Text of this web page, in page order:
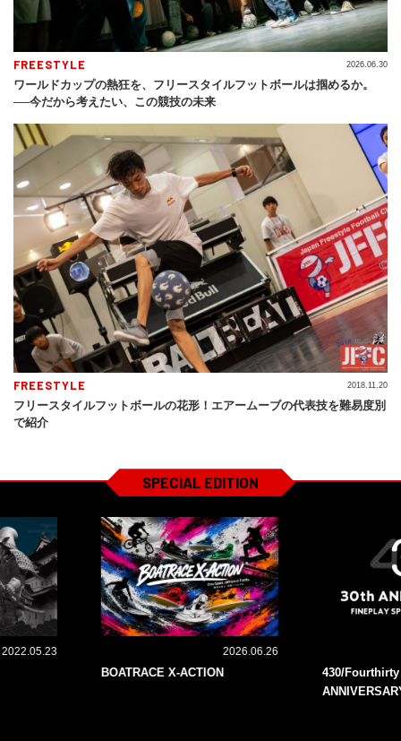
FREESTYLE
ワールドカップの熱狂を、フリースタイルフットボールは掴めるか。
──今だから考えたい、この競技の未来
2026.06.30
FREESTYLE
フリースタイルフットボールの花形！エアームーブの代表技を難易度別
で紹介
2018.11.20
SPECIAL EDITION
2022.05.23 2026.06.26
BOATRACE X-ACTION
430/